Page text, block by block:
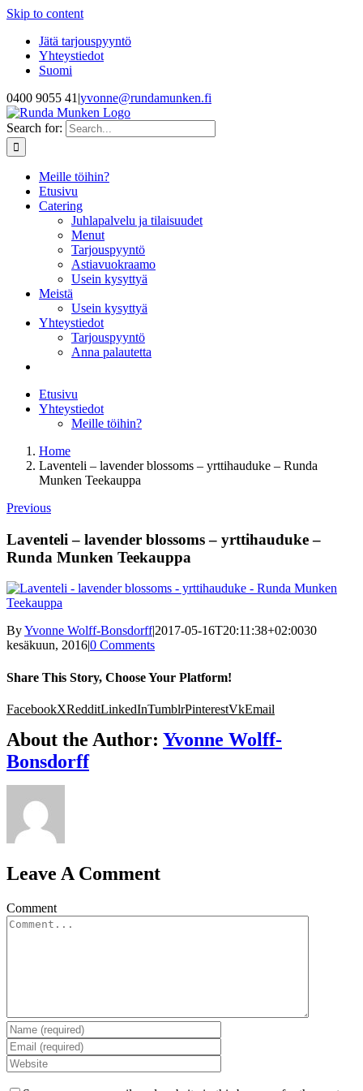
Skip to content
Jätä tarjouspyyntö
Yhteystiedot
Suomi
0400 9055 41 |yvonne@rundamunken.fi
Search for:
Meille töihin?
Etusivu
Catering
Juhlapalvelu ja tilaisuudet
Menut
Tarjouspyyntö
Astiavuokraamo
Usein kysyttyä
Meistä
Usein kysyttyä
Yhteystiedot
Tarjouspyyntö
Anna palautetta
Etusivu
Yhteystiedot
Meille töihin?
Home
Laventeli – lavender blossoms – yrttihauduke – Runda
Munken Teekauppa
Previous
Laventeli – lavender blossoms – yrttihauduke –
Runda Munken Teekauppa
ByYvonne Wolff-Bonsdorff|2017-05-16T20:11:38+02:0030
kesäkuun, 2016|0 Comments
Share This Story, Choose Your Platform!
FacebookXRedditLinkedInTumblrPinterestVkEmail
About the Author: Yvonne Wolff-
Bonsdorff
Leave A Comment
Comment